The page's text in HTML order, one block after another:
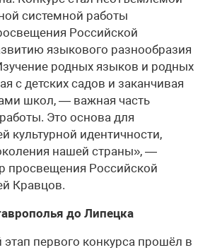
системной работы
Российской
языкового разнообразия
родных языков и родных
с детских садов и заканчивая
школ, — важная часть
Это основа для
культурной идентичности,
нашей страны», —
просвещения Российской
Кравцов.
до Липецка
первого конкурса прошёл в